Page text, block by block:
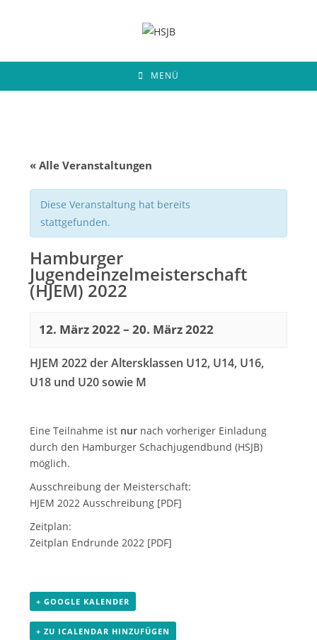
MENÜ
« Alle Veranstaltungen
Diese Veranstaltung hat bereits
stattgefunden.
Hamburger
Jugendeinzelmeisterschaft
(HJEM) 2022
12. März 2022–20. März 2022
HJEM 2022 der Altersklassen U12, U14, U16,
U18 und U20 sowie M
Eine Teilnahme ist nur nach vorheriger Einladung
durch den Hamburger Schachjugendbund (HSJB)
möglich.
Ausschreibung der Meisterschaft:
HJEM 2022 Ausschreibung [PDF]
Zeitplan:
Zeitplan Endrunde 2022 [PDF]
+ GOOGLE KALENDER
+ ZU ICALENDAR HINZUFÜGEN